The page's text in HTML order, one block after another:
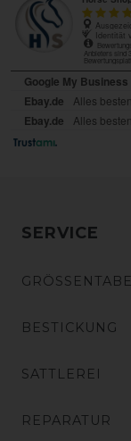
SERVICE
BESTICKUNG
SATTLEREI
REPARATUR